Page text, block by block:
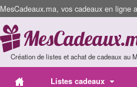
MesCadeaux.ma, vos cadeaux en
Création de listes et achat de cadeaux au
Listes cadeaux